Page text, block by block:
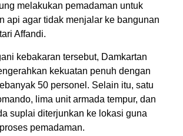
melakukan pemadaman untuk
api agar tidak menjalar ke bangunan
Affandi.
kebakaran tersebut, Damkartan
kekuatan penuh dengan
50 personel. Selain itu, satu
lima unit armada tempur, dan
suplai diterjunkan ke lokasi guna
pemadaman.